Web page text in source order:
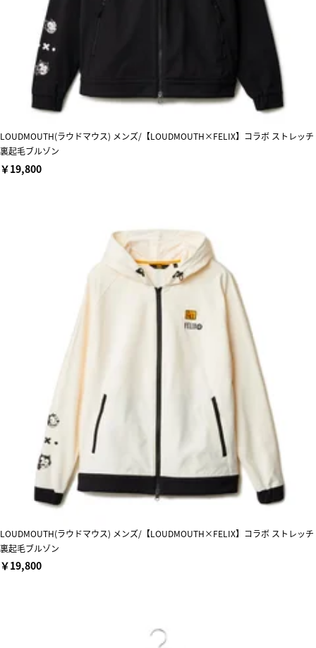
LOUDMOUTH(ラウドマウス) メンズ/【LOUDMOUTH×FELIX】コラボ ストレッチ
裏起毛ブルゾン
￥19,800
LOUDMOUTH(ラウドマウス) メンズ/【LOUDMOUTH×FELIX】コラボ ストレッチ
裏起毛ブルゾン
￥19,800